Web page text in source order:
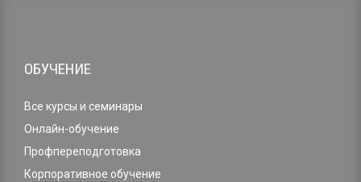
ОБУЧЕНИЕ
Все курсы и семинары
Онлайн-обучение
Профпереподготовка
Корпоративное обучение